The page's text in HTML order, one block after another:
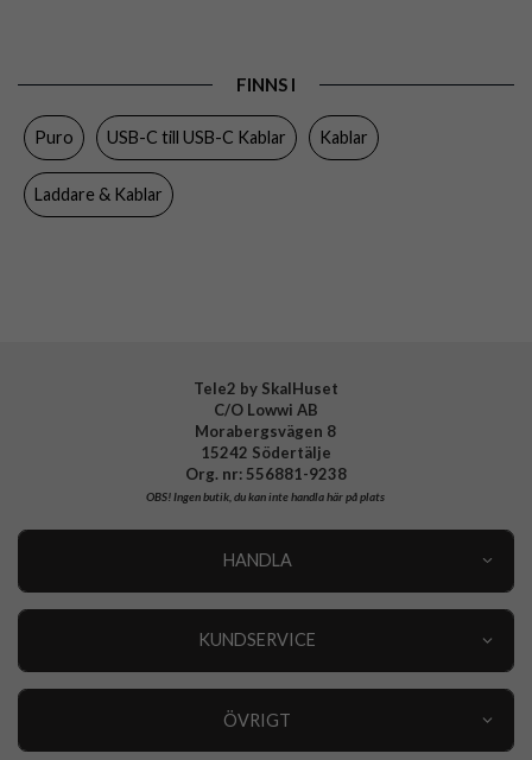
FINNS I
Puro USB-C till USB-C Kablar Kablar
Laddare & Kablar
Tele2 by SkalHuset
C/O Lowwi AB
Morabergsvägen 8
15242 Södertälje
Org. nr: 556881-9238
OBS!Ingen butik, du kan inte handla här på plats
HANDLA
KUNDSERVICE
ÖVRIGT